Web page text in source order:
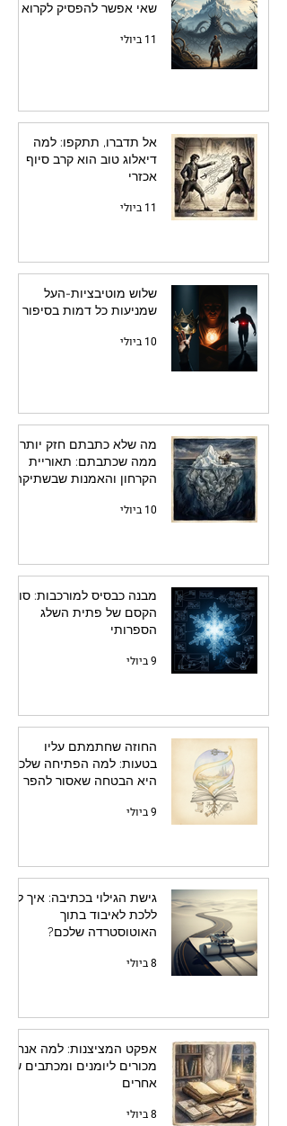
שאי אפשר להפסיק לקרוא
11 ביולי
אל תדברו, תתקפו: למה
דיאלוג טוב הוא קרב סיוף
אכזרי
11 ביולי
שלוש מוטיבציות-העל
שמניעות כל דמות בסיפור
10 ביולי
מה שלא כתבתם חזק יותר
ממה שכתבתם: תאוריית
הקרחון והאמנות שבשתיקה
10 ביולי
מבנה כבסיס למורכבות: סוד
הקסם של פתית השלג
הספרותי
9 ביולי
החוזה שחתמתם עליו
בטעות: למה הפתיחה שלכם
היא הבטחה שאסור להפר
9 ביולי
גישת הגילוי בכתיבה: איך לא
ללכת לאיבוד בתוך
האוטוסטרדה שלכם?
8 ביולי
אפקט המציצנות: למה אנחנו
מכורים ליומנים ומכתבים של
אחרים
8 ביולי